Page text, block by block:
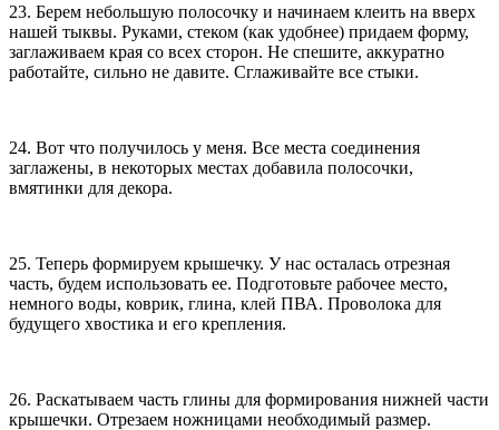
23. Берем небольшую полосочку и начинаем клеить на вверх
нашей тыквы. Руками, стеком (как удобнее) придаем форму,
заглаживаем края со всех сторон. Не спешите, аккуратно
работайте, сильно не давите. Сглаживайте все стыки.
24. Вот что получилось у меня. Все места соединения
заглажены, в некоторых местах добавила полосочки,
вмятинки для декора.
25. Теперь формируем крышечку. У нас осталась отрезная
часть, будем использовать ее. Подготовьте рабочее место,
немного воды, коврик, глина, клей ПВА. Проволока для
будущего хвостика и его крепления.
26. Раскатываем часть глины для формирования нижней части
крышечки. Отрезаем ножницами необходимый размер.